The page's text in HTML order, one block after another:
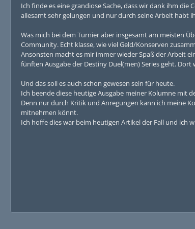
Ich finde es eine grandiose Sache, dass wir dank ihm
allesamt sehr gelungen und nur durch seine Arbeit habt
Was mich bei dem Turnier aber insgesamt am meisten
Community. Echt klasse, wie viel Geld/Konserven
Ansonsten macht es mir immer wieder Spaß der Arbeit
fünften Ausgabe der Destiny Duel(men) Series geht.
Und das soll es auch schon gewesen sein für heute.
Ich beende diese heutige Ausgabe meiner Kolumne mit
Denn nur durch Kritik und Anregungen kann ich meine
mitnehmen könnt.
Ich hoffe dies war beim heutigen Artikel der Fall und ich